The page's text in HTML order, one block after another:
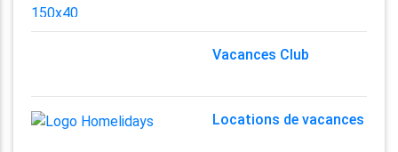
Vacances Club
Locations de vacances